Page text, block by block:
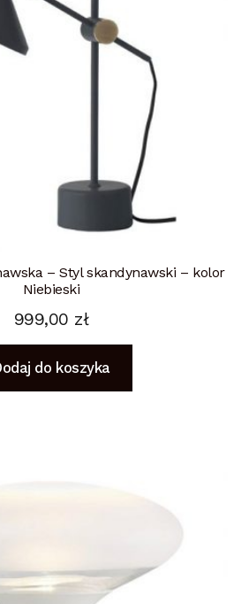
– Styl skandynawski – kolor
Niebieski
999,00 zł
do koszyka